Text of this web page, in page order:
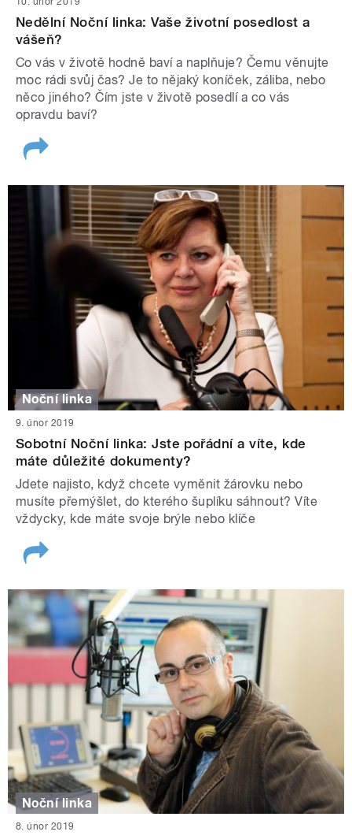
Nedělní Noční linka: Vaše životní posedlost a
vášeň?
Co vás v životě hodně baví a naplňuje? Čemu věnujte
moc rádi svůj čas? Je to nějaký koníček, záliba, nebo
něco jiného? Čím jste v životě posedlí a co vás
opravdu baví?
Noční linka
9. únor 2019
Sobotní Noční linka: Jste pořádní a víte, kde
máte důležité dokumenty?
Jdete najisto, když chcete vyměnit žárovku nebo
musíte přemýšlet, do kterého šuplíku sáhnout? Víte
vždycky, kde máte svoje brýle nebo klíče
Noční linka
8. únor 2019